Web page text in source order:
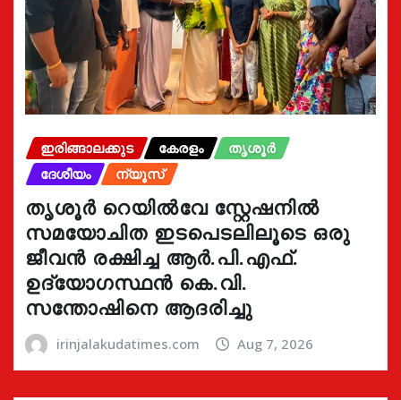
ഇരിങ്ങാലക്കുട കേരളം
തൃശൂർ
ദേശീയം
ന്യൂസ്
തൃശൂർ റെയിൽവേ സ്റ്റേഷനിൽ
സമയോചിത ഇടപെടലിലൂടെ ഒരു
ജീവൻ രക്ഷിച്ച ആർ.പി.എഫ്.
ഉദ്യോഗസ്ഥൻ കെ.വി.
സന്തോഷിനെ ആദരിച്ചു
irinjalakudatimes.com Aug 7, 2026